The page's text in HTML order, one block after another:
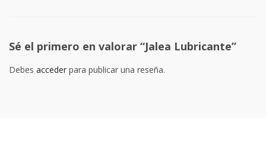
Sé el primero en valorar “Jalea Lubricante”
Debes acceder para publicar una reseña.